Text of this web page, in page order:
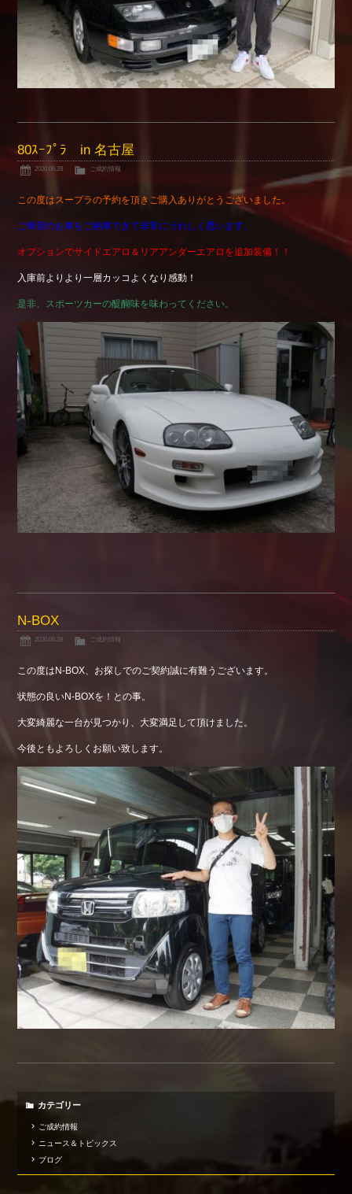
80ｽｰﾌﾟﾗ in 名古屋
2020.06.28 ご成約情報
この度はスープラの予約を頂きご購入ありがとうございました。
ご希望のお車をご納車できて非常にうれしく思います。
オプションでサイドエアロ＆リアアンダーエアロを追加装備！！
入庫前よりより一層カッコよくなり感動！
是非、スポーツカーの醍醐味を味わってください。
N-BOX
2020.06.28 ご成約情報
この度はN-BOX、お探しでのご契約誠に有難うございます。
状態の良いN-BOXを！との事。
大変綺麗な一台が見つかり、大変満足して頂けました。
今後ともよろしくお願い致します。
カテゴリー
ご成約情報
ニュース＆トピックス
ブログ